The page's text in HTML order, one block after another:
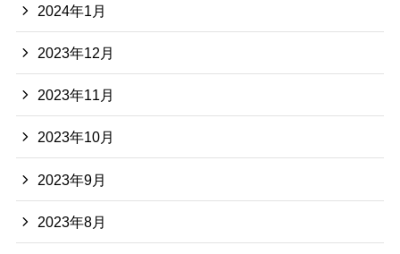
2024年1月
2023年12月
2023年11月
2023年10月
2023年9月
2023年8月